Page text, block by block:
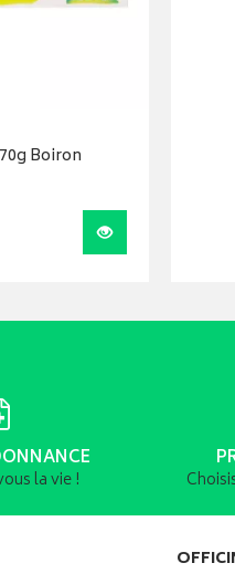
Boiron
Visualiser
la vie !